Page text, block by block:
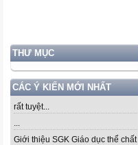
THƯ MỤC
CÁC Ý KIẾN MỚI NHẤT
rất tuyệt...
...
Giới thiệu SGK Giáo dục thể chất